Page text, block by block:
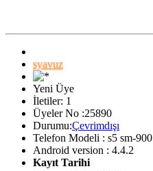
syavuz
Yeni Üye
İletiler: 1
Üyeler No :25890
Durumu:Çevrimdışı
Telefon Modeli : s5 sm-900
Android version : 4.4.2
Kayıt Tarihi